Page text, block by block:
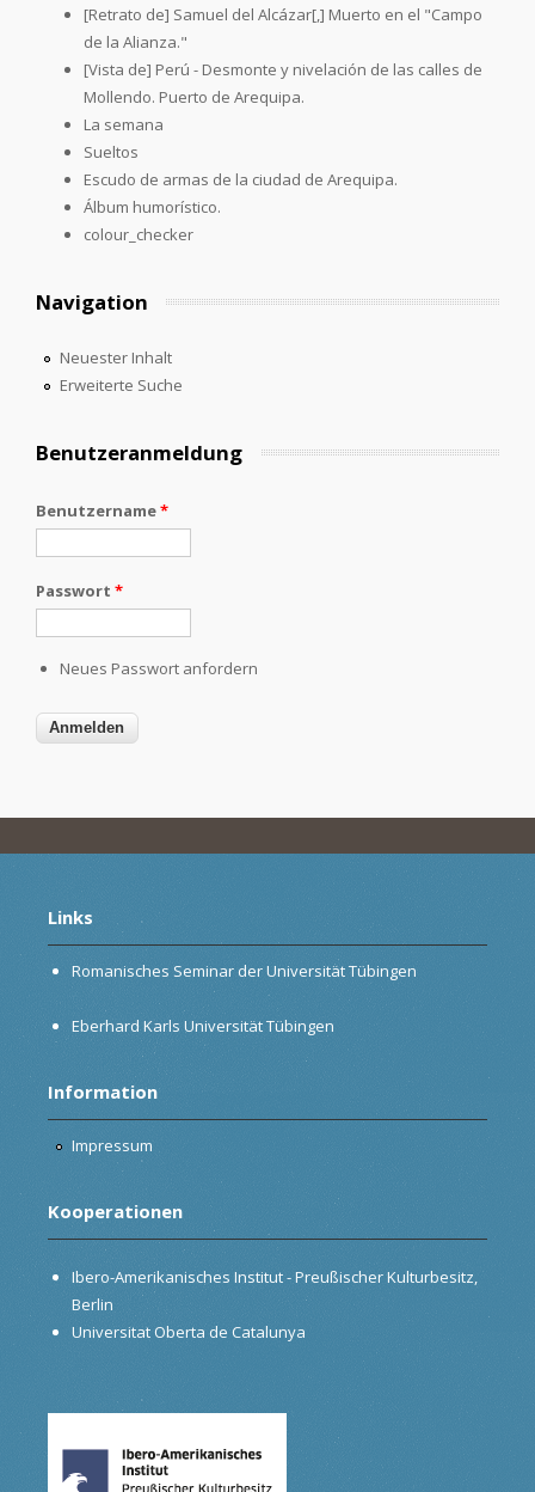
[Retrato de] Samuel del Alcázar[,] Muerto en el "Campo
de la Alianza."
[Vista de] Perú - Desmonte y nivelación de las calles de
Mollendo. Puerto de Arequipa.
La semana
Sueltos
Escudo de armas de la ciudad de Arequipa.
Álbum humorístico.
colour_checker
Navigation
Neuester Inhalt
Erweiterte Suche
Benutzeranmeldung
Benutzername*
Passwort *
Neues Passwort anfordern
Links
Romanisches Seminar der Universität Tübingen
Eberhard Karls Universität Tübingen
Information
Impressum
Kooperationen
Ibero-Amerikanisches Institut - Preußischer Kulturbesitz,
Berlin
Universitat Oberta de Catalunya